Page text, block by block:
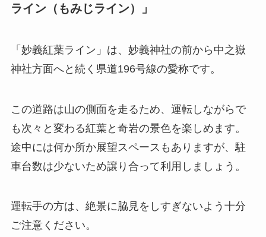
ライン（もみじライン）」
「妙義紅葉ライン」は、妙義神社の前から中之嶽
神社方面へと続く県道196号線の愛称です。
この道路は山の側面を走るため、運転しながらで
も次々と変わる紅葉と奇岩の景色を楽しめます。
途中には何か所か展望スペースもありますが、駐
車台数は少ないため譲り合って利用しましょう。
運転手の方は、絶景に脇見をしすぎないよう十分
ご注意ください。